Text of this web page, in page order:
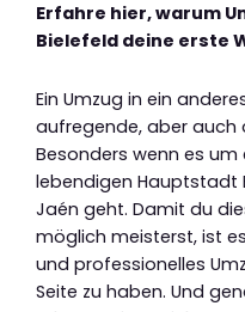
Erfahre hier, warum
Bielefeld deine erste
Ein Umzug in ein
aufregende, aber auch
Besonders wenn es um
lebendigen Hauptstadt
Jaén geht. Damit du
möglich meisterst, ist
und professionelles
Seite zu haben. Und